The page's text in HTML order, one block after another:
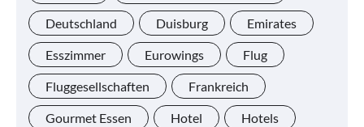
Deutschland Duisburg Emirates
Esszimmer Eurowings Flug
Fluggesellschaften Frankreich
Gourmet Essen Hotel Hotels